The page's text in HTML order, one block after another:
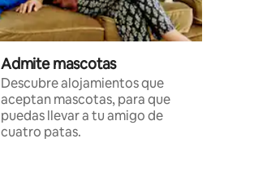
Admite mascotas
Descubre alojamientos que
aceptan mascotas, para que
puedas llevar a tu amigo de
cuatro patas.